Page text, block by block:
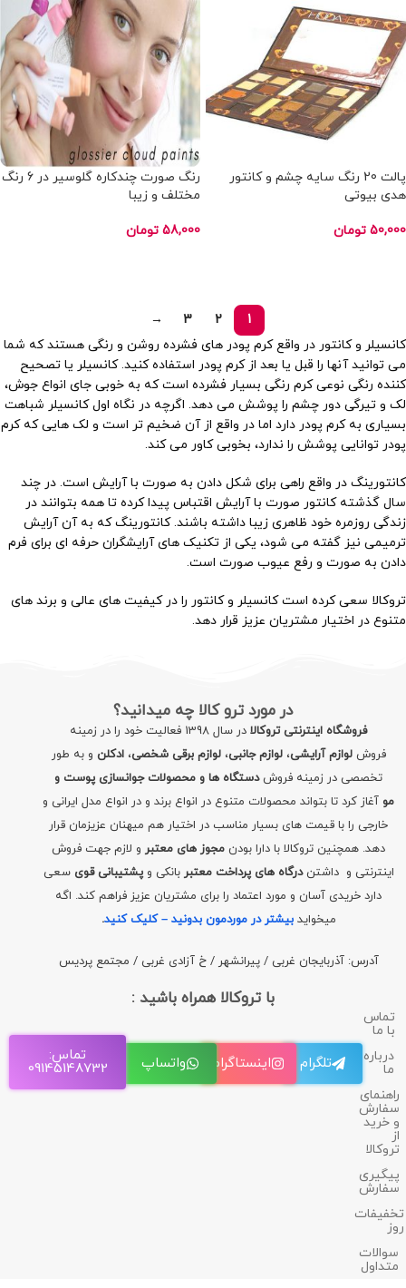
پالت 20 رنگ سایه چشم و کانتور
هدی بیوتی
50,000 تومان
رنگ صورت چندکاره گلوسیر در 6 رنگ
مختلف و زیبا
58,000 تومان
1
2
3
→
کانسیلر و کانتور در واقع کرم‌ پودر های فشرده روشن و رنگی هستند که شما
می‌ توانید آنها را قبل یا بعد از کرم پودر استفاده کنید. کانسیلر یا تصحیح
کننده رنگی نوعی کرم رنگی بسیار فشرده است که به خوبی جای انواع جوش،
لک و تیرگی دور چشم را پوشش می دهد. اگرچه در نگاه اول کانسیلر شباهت
بسیاری به کرم پودر دارد اما در واقع از آن ضخیم تر است و لک هایی که کرم
پودر توانایی پوشش را ندارد، بخوبی کاور می کند.
کانتورینگ در واقع راهی برای شکل دادن به صورت با آرایش است. در چند
سال گذشته کانتور صورت با آرایش اقتباس پیدا کرده تا همه بتوانند در
زندگی روزمره خود ظاهری زیبا داشته باشند. کانتورینگ که به آن آرایش
ترمیمی نیز گفته می‌ شود، یکی از تکنیک‌ های آرایشگران حرفه‌ ای برای فرم
دادن به صورت و رفع عیوب صورت است.
تروکالا سعی کرده است کانسیلر و کانتور را در کیفیت های عالی و برند های
متنوع در اختیار مشتریان عزیز قرار دهد.
در مورد ترو کالا چه میدانید؟
فروشگاه اینترنتی تروکالا
در سال 1398 فعالیت خود را در زمینه
فروشلوازم آرایشی،لوازم جانبی،لوازم برقی شخصی،ادکلن و به طور
تخصصی در زمینه فروشدستگاه ها و محصولات جوانسازی پوست و
مو آغاز کرد تا بتواند محصولات متنوع در انواع برند و در انواع مدل ایرانی و
خارجی را با قیمت های بسیار مناسب در اختیار هم میهنان عزیزمان قرار
دهد. همچنین تروکالا با دارا بودن مجوز های معتبرو لازم جهت فروش
اینترنتی و داشتندرگاه های پرداخت معتبر بانکی وپشتیبانی قوی سعی
دارد خریدی آسان و مورد اعتماد را برای مشتریان عزیز فراهم کند. اگه
میخوایدبیشتر در موردمون بدونید – کلیک کنید.
آدرس: آذربایجان غربی / پیرانشهر / خ آزادی غربی / مجتمع پردیس
با تروکالا همراه باشید :
تماس
با ما
درباره
ما
راهنمای
سفارش
و خرید
از
تروکالا
پیگیری
سفارش
تخفیفات
روز
سوالات
متداول
تلگرام اینستاگرام واتساپ تماس:
09145148732